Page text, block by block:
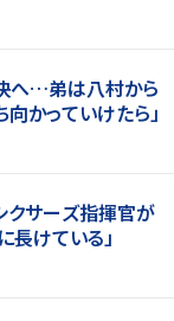
へ…弟は八村から
かっていけたら」
クサーズ指揮官が
長けている」